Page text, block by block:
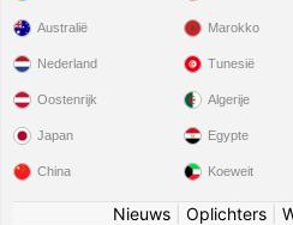
Australië
Nederland
Oostenrijk
Japan
China
Marokko
Tunesië
Algerije
Egypte
Koeweit
Nieuws| Oplichters|